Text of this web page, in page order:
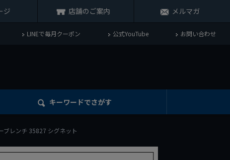
ジ 店舗のご案内 メルマガ
LINEで毎月クーポン 公式YouTube お問い合わせ
キーワードでさがす
ブレンチ 35827 シグネット